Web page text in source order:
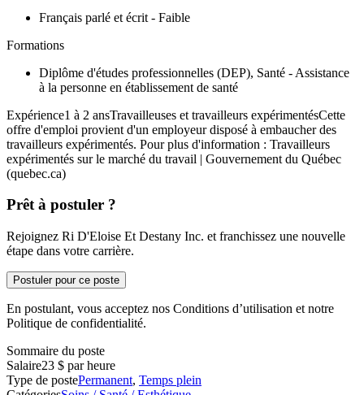
Français parlé et écrit - Faible
Formations
Diplôme d'études professionnelles (DEP), Santé - Assistance
à la personne en établissement de santé
Expérience1 à 2 ansTravailleuses et travailleurs expérimentésCette
offre d'emploi provient d'un employeur disposé à embaucher des
travailleurs expérimentés. Pour plus d'information : Travailleurs
expérimentés sur le marché du travail | Gouvernement du Québec
(quebec.ca)
Prêt à postuler ?
Rejoignez Ri D'Eloise Et Destany Inc. et franchissez une nouvelle
étape dans votre carrière.
Postuler pour ce poste
En postulant, vous acceptez nos Conditions d’utilisation et notre
Politique de confidentialité.
Sommaire du poste
Salaire23 $ par heure
Type de postePermanent, Temps plein